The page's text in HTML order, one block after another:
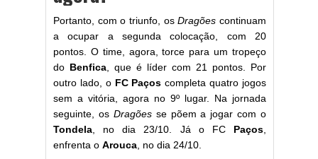
Portanto, com o triunfo, osDragões continuam
a ocupar a segunda colocação, com 20
pontos. O time, agora, torce para um tropeço
do Benfica , que é líder com 21 pontos. Por
outro lado, o FC Paços completa quatro jogos
sem a vitória, agora no 9º lugar. Na jornada
seguinte, os Dragõesse põem a jogar com o
Tondela , no dia 23/10. Já o FC Paços
enfrenta o Arouca , no dia 24/10.